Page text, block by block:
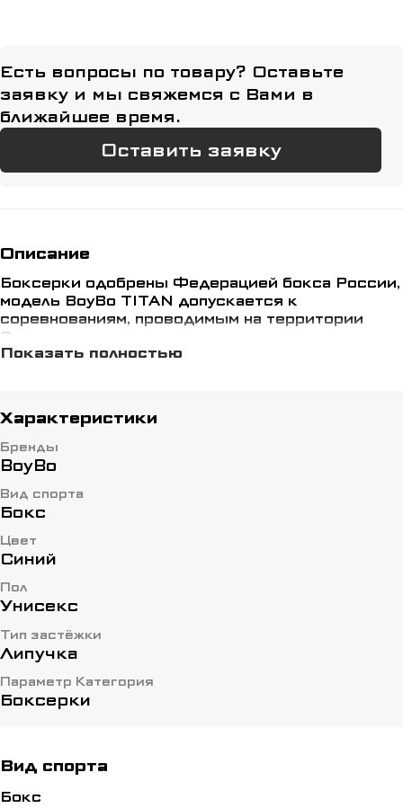
Есть вопросы по товару? Оставьте
заявку и мы свяжемся с Вами в
ближайшее время.
Оставить заявку
Описание
Боксерки одобрены Федерацией бокса России,
модель BoyBo TITAN допускается к
соревнованиям, проводимым на территории
России.
Верх сделан из комбинации обувного велюра и
полиэстера. Мягкая колодка обеспечивает
стабильность, динамику и комфорт.
Шнуровка и застёжка на липучке надежно
фиксирует ногу и не мешает во время
тренировок.
Показать полностью
Характеристики
Бренды
BoyBo
Вид спорта
Бокс
Цвет
Синий
Пол
Унисекс
Тип застёжки
Липучка
Параметр Категория
Боксерки
Вид спорта
Бокс